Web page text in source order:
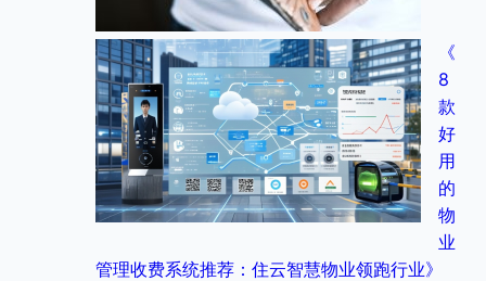
《
8
款
好
用
的
物
业
管理收费系统推荐：住云智慧物业领跑行业》